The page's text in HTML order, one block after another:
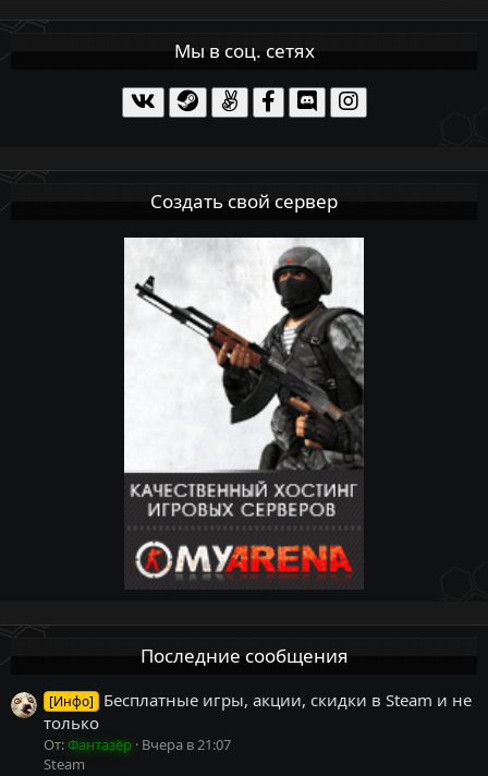
Мы в соц. сетях
Создать свой сервер
Последние сообщения
[Инфо]
Бесплатные игры, акции, скидки в Steam и не
только
От:Фантазёр Вчера в 21:07
Steam